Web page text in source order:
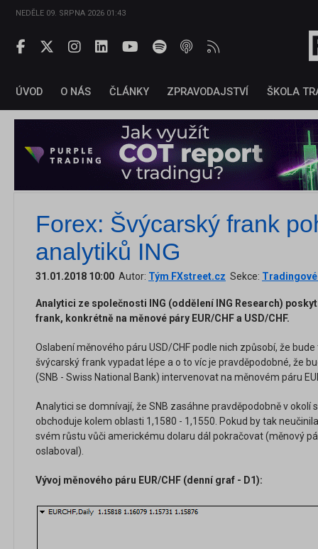
NEDĚLE 09. SRPNA 2026 01:43
ÚVOD O NÁS ČLÁNKY ZPRAVODAJSTVÍ ŠKOLA
Forex: Švýcarský frank
analytiků ING
31.01.2018 10:00 Autor: Tým FXstreet.cz Sekce: Tradingové
Analytici ze společnosti ING (oddělení ING Research)
frank, konkrétně na měnové páry EUR/CHF a USD/CHF.
Oslabení měnového páru USD/CHF podle nich způsobí, že
švýcarský frank vypadat lépe a o to víc je pravděpodobné, že
(SNB - Swiss National Bank) intervenovat na měnovém páru
Analytici se domnívají, že SNB zasáhne pravděpodobně v okolí
obchoduje kolem oblasti 1,1580 - 1,1550. Pokud by tak
svém růstu vůči americkému dolaru dál pokračovat (měnový
oslaboval).
Vývoj měnového páru EUR/CHF (denní graf - D1):